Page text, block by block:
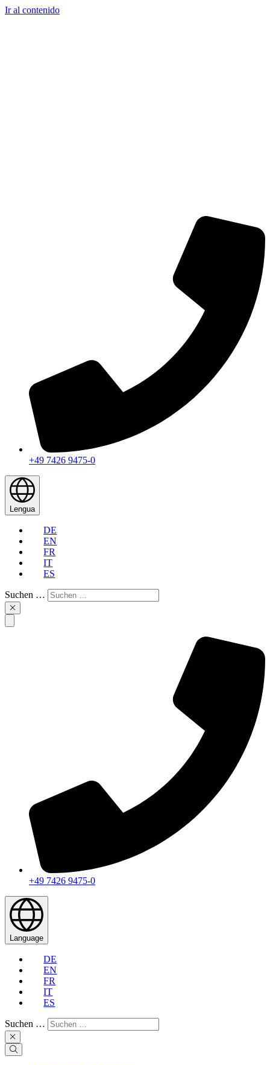
Ir al contenido
+49 7426 9475-0
Lengua
DE
EN
FR
IT
ES
Suchen …
+49 7426 9475-0
Language
DE
EN
FR
IT
ES
Suchen …